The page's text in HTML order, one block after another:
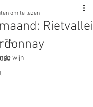
ZA
wijn
Rietvallei
om te lezen